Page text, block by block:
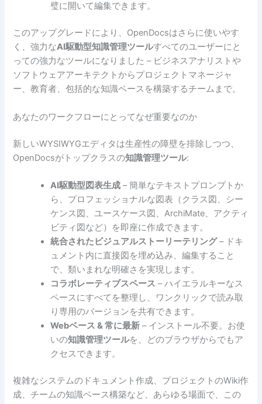
璧に開いて編集できます。
このアップグレードにより、OpenDocsはさらに使いやす
く、強力なAI駆動型知識管理ツールすべてのユーザーにと
っての強力なツールになりました – ビジネスアナリストや
ソフトウェアアーキテクトからプロジェクトマネージャ
ー、教育者、包括的な知識ベースを構築するチームまで。
あなたのワークフローにとってなぜ重要なのか
新しいWYSIWYGエディタは生産性の障壁を排除しつつ、
OpenDocsがトップクラスの知識管理ツール:
AI駆動型図表生成 – 簡単なテキストプロンプトか
ら、プロフェッショナルな図表（クラス図、シー
ケンス図、ユースケース図、ArchiMate、アクティ
ビティ図など）を即座に作成できます。
統合されたビジュアルストーリーテリング– ドキ
ュメント内に直接図を埋め込み、編集すること
で、類いまれな明確さを実現します。
コラボレーティブスペース – ハイエラルキーなス
ペースにすべてを整理し、ワンクリックで読み取
り専用のバージョンを共有できます。
Webベース & 常に最新 – インストール不要。お使
いの知識管理ツールを、どのブラウザからでもア
クセスできます。
複雑なシステムのドキュメント作成、プロジェクトのWiki作
成、チームの知識ベース構築など、あらゆる場面で、この